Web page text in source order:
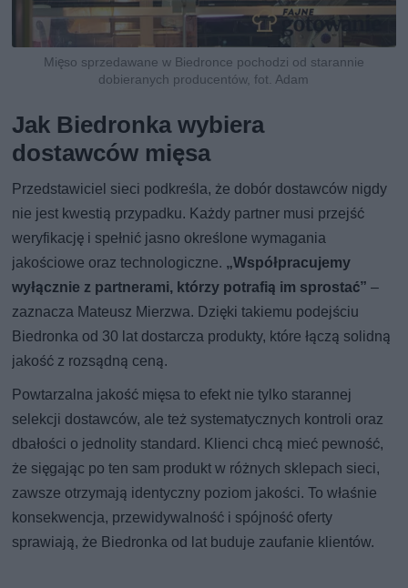
Mięso sprzedawane w Biedronce pochodzi od starannie
dobieranych producentów, fot. Adam
Jak Biedronka wybiera
dostawców mięsa
Przedstawiciel sieci podkreśla, że dobór dostawców nigdy
nie jest kwestią przypadku. Każdy partner musi przejść
weryfikację i spełnić jasno określone wymagania
jakościowe oraz technologiczne. „Współpracujemy
wyłącznie z partnerami, którzy potrafią im sprostać” –
zaznacza Mateusz Mierzwa. Dzięki takiemu podejściu
Biedronka od 30 lat dostarcza produkty, które łączą solidną
jakość z rozsądną ceną.
Powtarzalna jakość mięsa to efekt nie tylko starannej
selekcji dostawców, ale też systematycznych kontroli oraz
dbałości o jednolity standard. Klienci chcą mieć pewność,
że sięgając po ten sam produkt w różnych sklepach sieci,
zawsze otrzymają identyczny poziom jakości. To właśnie
konsekwencja, przewidywalność i spójność oferty
sprawiają, że Biedronka od lat buduje zaufanie klientów.